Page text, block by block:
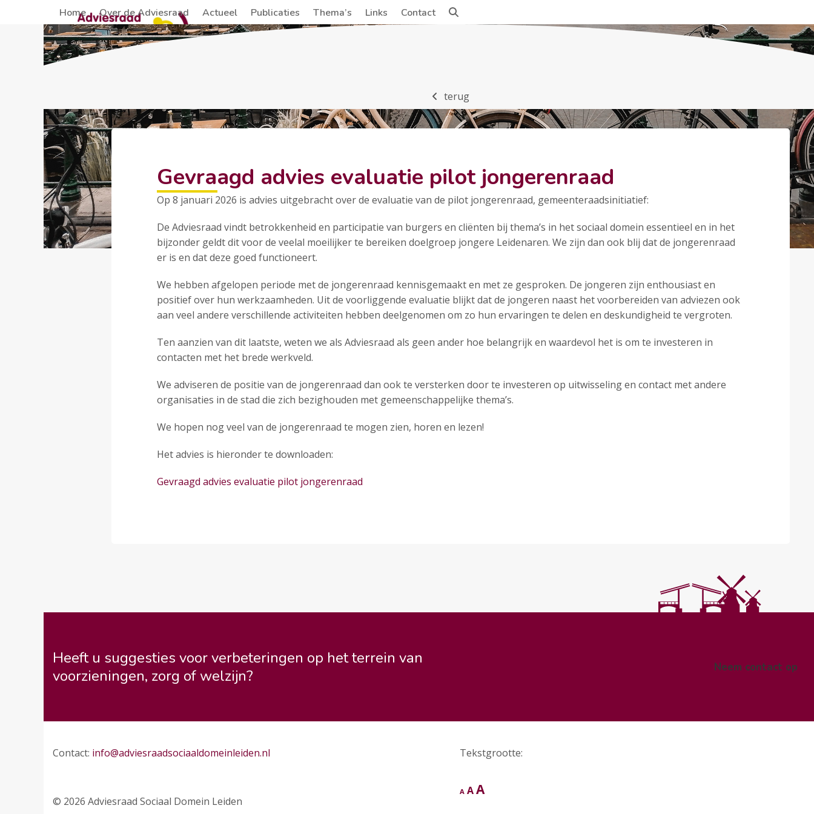
Home Over de Adviesraad Actueel Publicaties Thema’s Links Contact
terug
Gevraagd advies evaluatie pilot jongerenraad
Op 8 januari 2026 is advies uitgebracht over de evaluatie van de pilot jongerenraad, gemeenteraadsinitiatief:
De Adviesraad vindt betrokkenheid en participatie van burgers en cliënten bij thema’s in het sociaal domein essentieel en in het
bijzonder geldt dit voor de veelal moeilijker te bereiken doelgroep jongere Leidenaren. We zijn dan ook blij dat de jongerenraad
er is en dat deze goed functioneert.
We hebben afgelopen periode met de jongerenraad kennisgemaakt en met ze gesproken. De jongeren zijn enthousiast en
positief over hun werkzaamheden. Uit de voorliggende evaluatie blijkt dat de jongeren naast het voorbereiden van adviezen ook
aan veel andere verschillende activiteiten hebben deelgenomen om zo hun ervaringen te delen en deskundigheid te vergroten.
Ten aanzien van dit laatste, weten we als Adviesraad als geen ander hoe belangrijk en waardevol het is om te investeren in
contacten met het brede werkveld.
We adviseren de positie van de jongerenraad dan ook te versterken door te investeren op uitwisseling en contact met andere
organisaties in de stad die zich bezighouden met gemeenschappelijke thema’s.
We hopen nog veel van de jongerenraad te mogen zien, horen en lezen!
Het advies is hieronder te downloaden:
Gevraagd advies evaluatie pilot jongerenraad
Heeft u suggesties voor verbeteringen op het terrein van
voorzieningen, zorg of welzijn?
Neem contact op
Contact: info@adviesraadsociaaldomeinleiden.nl
© 2026 Adviesraad Sociaal Domein Leiden
Tekstgrootte:
A Lettertype
A Lettertype
ALettertype